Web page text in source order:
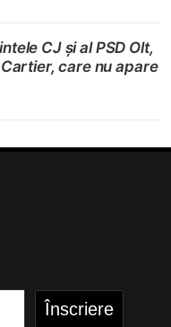
CJ și al PSD Olt,
care nu apare